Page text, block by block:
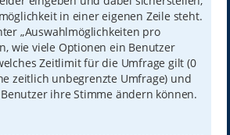
in einer eigenen Zeile steht.
„Auswahlmöglichkeiten pro
wie viele Optionen ein Benutzer
Zeitlimit für die Umfrage gilt (0
zeitlich unbegrenzte Umfrage) und
ihre Stimme ändern können.